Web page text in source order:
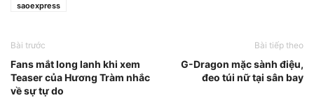
saoexpress
Bài trước
Fans mắt long lanh khi xem
Teaser của Hương Tràm nhắc
về sự tự do
Bài tiếp theo
G-Dragon mặc sành điệu,
đeo túi nữ tại sân bay